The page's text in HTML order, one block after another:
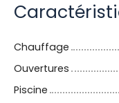
Chauffage
Ouvertures
Piscine